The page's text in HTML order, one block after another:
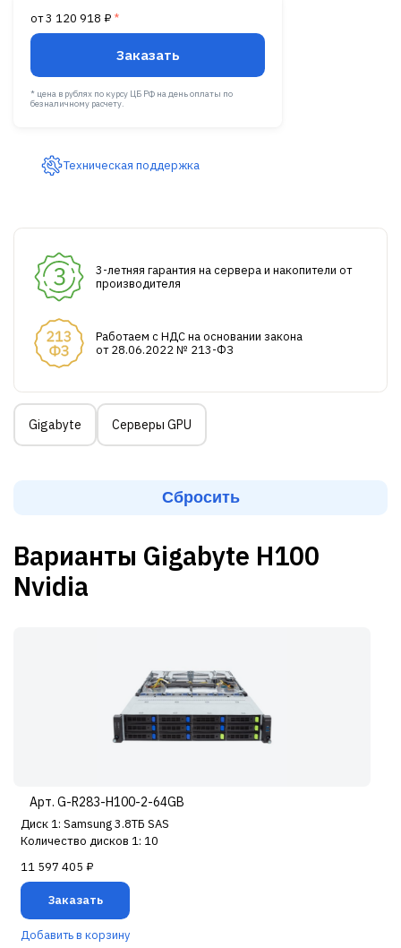
от 3 120 918 ₽ *
Заказать
* цена в рублях по курсу ЦБ РФ на день оплаты по
безналичному расчету.
Техническая поддержка
3-летняя гарантия на сервера и накопители от
производителя
Работаем с НДС на основании закона
от 28.06.2022 № 213-ФЗ
Gigabyte Серверы GPU
Варианты Gigabyte H100
Nvidia
Арт. G-R283-H100-2-64GB
Диск 1: Samsung 3.8ТБ SAS
Количество дисков 1: 10
11 597 405 ₽
Заказать
Добавить в корзину